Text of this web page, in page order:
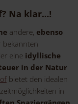
Na klar...!
andere, ebenso
bekannten
eine idyllische
in der Natur
bietet den idealen
in